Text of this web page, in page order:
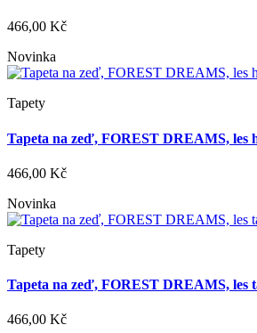
466,00 Kč
Novinka
Tapety
Tapeta na zeď, FOREST DREAMS, les
466,00 Kč
Novinka
Tapety
Tapeta na zeď, FOREST DREAMS, les
466,00 Kč